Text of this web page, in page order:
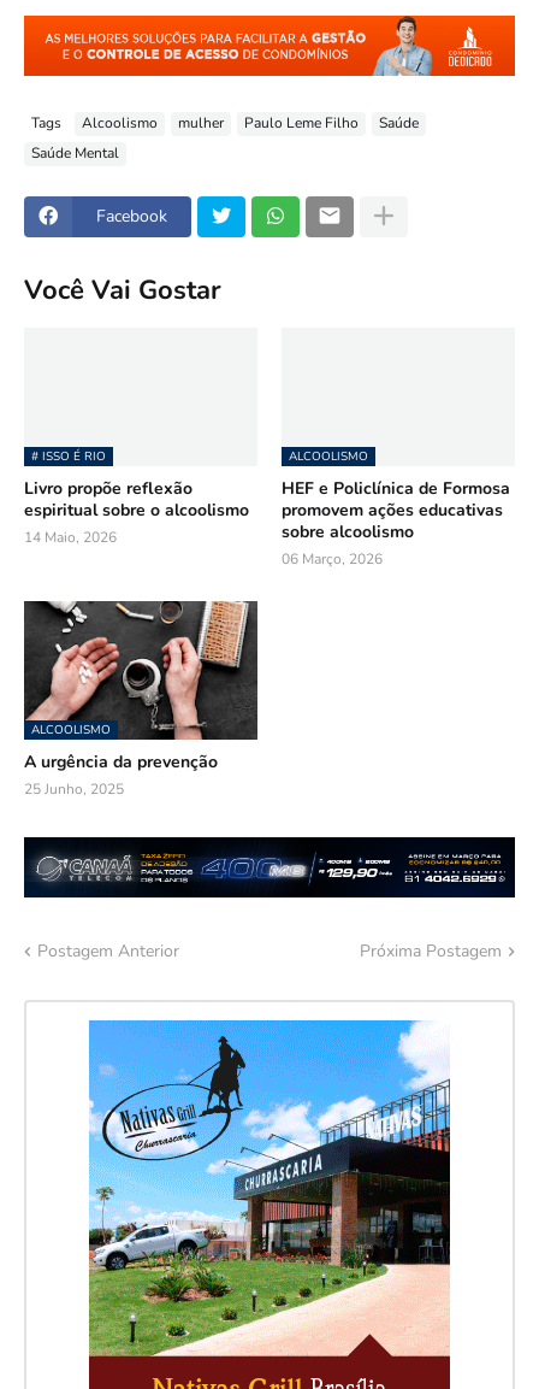
Tags Alcoolismo mulher Paulo Leme Filho
Saúde
Saúde Mental
Facebook
Você Vai Gostar
# ISSO É RIO
Livro propõe reflexão
espiritual sobre o alcoolismo
14 Maio, 2026
ALCOOLISMO
HEF e Policlínica de Formosa
promovem ações educativas
sobre alcoolismo
06 Março, 2026
ALCOOLISMO
A urgência da prevenção
25 Junho, 2025
Postagem Anterior Próxima Postagem